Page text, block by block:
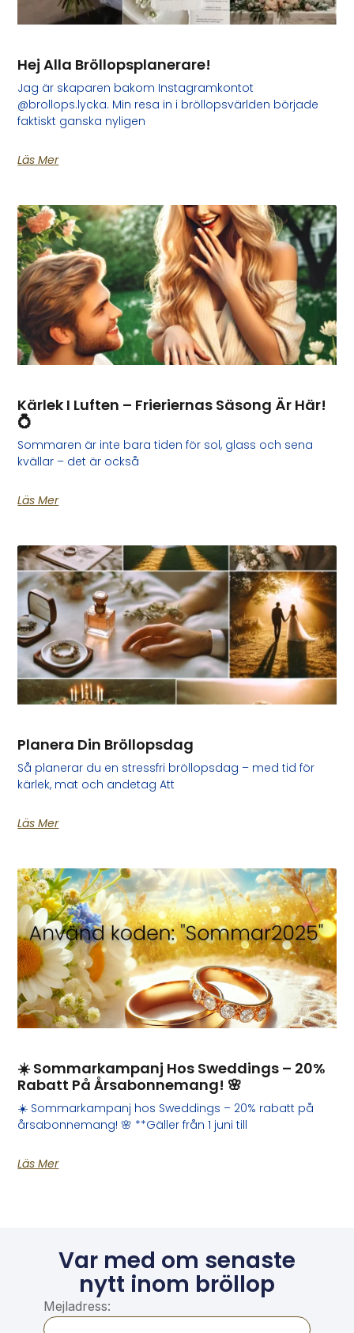
Hej Alla Bröllopsplanerare!
Jag är skaparen bakom Instagramkontot
@brollops.lycka. Min resa in i bröllopsvärlden började
faktiskt ganska nyligen
Läs Mer
Kärlek I Luften – Frieriernas Säsong Är Här!
💍
Sommaren är inte bara tiden för sol, glass och sena
kvällar – det är också
Läs Mer
Planera Din Bröllopsdag
Så planerar du en stressfri bröllopsdag – med tid för
kärlek, mat och andetag Att
Läs Mer
☀️ Sommarkampanj Hos Sweddings – 20%
Rabatt På Årsabonnemang! 🌸
☀️ Sommarkampanj hos Sweddings – 20% rabatt på
årsabonnemang! 🌸 **Gäller från 1 juni till
Läs Mer
Var med om senaste
nytt inom bröllop
Mejladress: